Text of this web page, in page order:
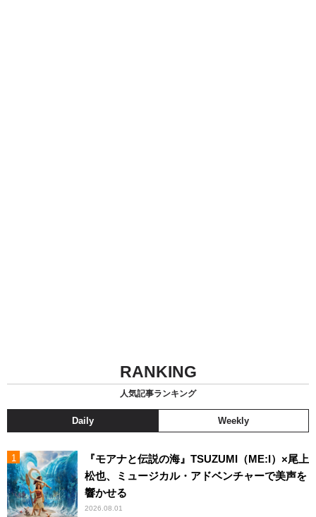
RANKING
人気記事ランキング
Daily Weekly
『モアナと伝説の海』TSUZUMI（ME:I）×尾上
松也、ミュージカル・アドベンチャーで美声を
響かせる
2026.08.01